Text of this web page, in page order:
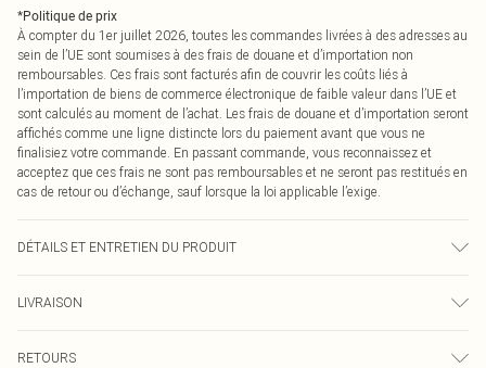
*Politique de prix
À compter du 1er juillet 2026, toutes les commandes livrées à des adresses au
sein de l’UE sont soumises à des frais de douane et d’importation non
remboursables. Ces frais sont facturés afin de couvrir les coûts liés à
l’importation de biens de commerce électronique de faible valeur dans l’UE et
sont calculés au moment de l’achat. Les frais de douane et d’importation seront
affichés comme une ligne distincte lors du paiement avant que vous ne
finalisiez votre commande. En passant commande, vous reconnaissez et
acceptez que ces frais ne sont pas remboursables et ne seront pas restitués en
cas de retour ou d’échange, sauf lorsque la loi applicable l’exige.
DÉTAILS ET ENTRETIEN DU PRODUIT
déteindre.
LIVRAISON
RETOURS